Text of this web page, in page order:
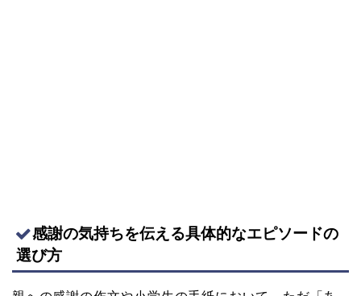
感謝の気持ちを伝える具体的なエピソードの
選び方